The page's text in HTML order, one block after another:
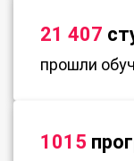
21 407
прошли
1015